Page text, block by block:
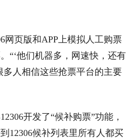
页版和APP上模拟人工购票
“‘他们机器多，网速快，还有
多人相信这些抢票平台的主要
开发了“候补购票”功能，
12306候补列表里所有人都买